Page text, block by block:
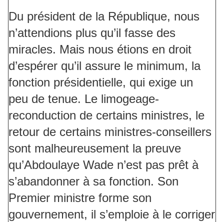
Du président de la République, nous
n’attendions plus qu’il fasse des
miracles. Mais nous étions en droit
d’espérer qu’il assure le minimum, la
fonction présidentielle, qui exige un
peu de tenue. Le limogeage-
reconduction de certains ministres, le
retour de certains ministres-conseillers
sont malheureusement la preuve
qu’Abdoulaye Wade n’est pas prêt à
s’abandonner à sa fonction. Son
Premier ministre forme son
gouvernement, il s’emploie à le corriger